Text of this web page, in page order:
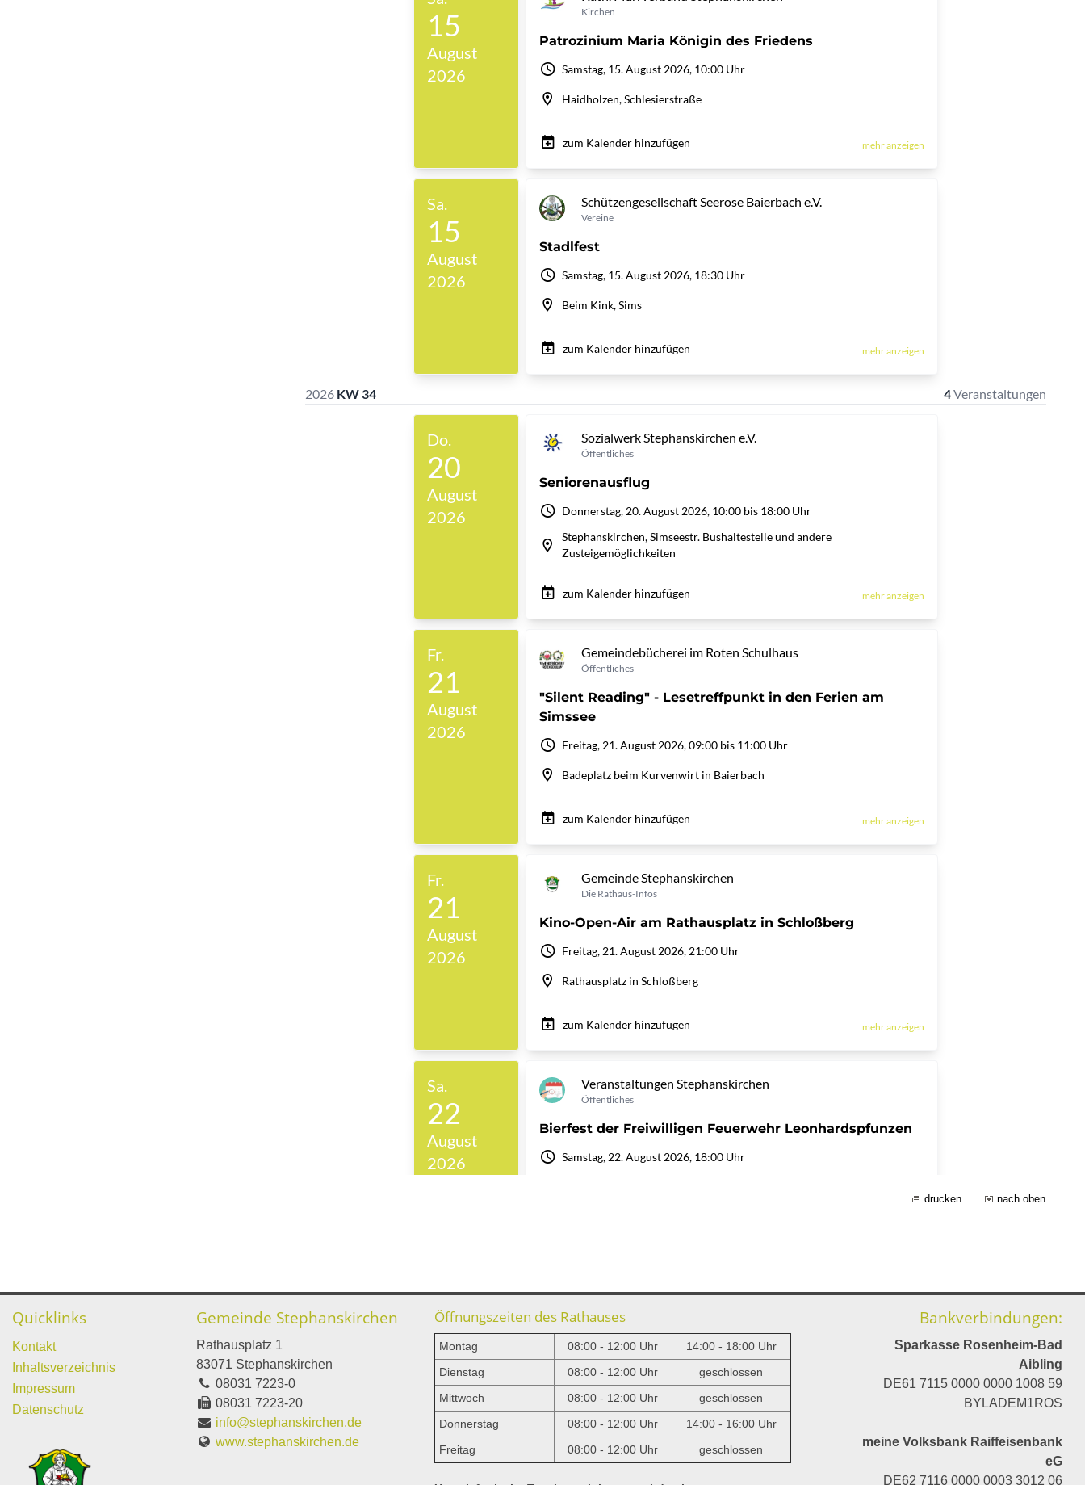
drucken nach oben
Quicklinks
Kontakt
Inhaltsverzeichnis
Impressum
Datenschutz
Gemeinde Stephanskirchen
Rathausplatz 1
83071 Stephanskirchen
08031 7223-0
08031 7223-20
info@stephanskirchen.de
www.stephanskirchen.de
Öffnungszeiten des Rathauses
Montag 08:00 - 12:00 Uhr
14:00 - 18:00 Uhr
Dienstag
08:00 - 12:00 Uhr
geschlossen
Mittwoch
08:00 - 12:00 Uhr
geschlossen
Donnerstag
08:00 - 12:00 Uhr
14:00 - 16:00 Uhr
Freitag
08:00 - 12:00 Uhr geschlossen
Bankverbindungen:
Sparkasse Rosenheim-Bad
Aibling
DE61 7115 0000 0000 1008 59
BYLADEM1ROS
meine Volksbank Raiffeisenbank
eG
DE62 7116 0000 0003 3012 06